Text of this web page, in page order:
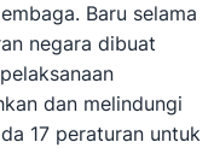
Baru selama
negara dibuat
dan melindungi
17 peraturan untuk